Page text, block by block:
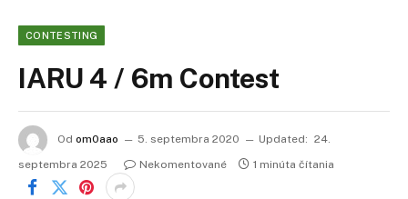
CONTESTING
IARU 4 / 6m Contest
Od om0aao 5. septembra 2020 Updated: 24.
septembra 2025
Nekomentované 1 minúta čítania